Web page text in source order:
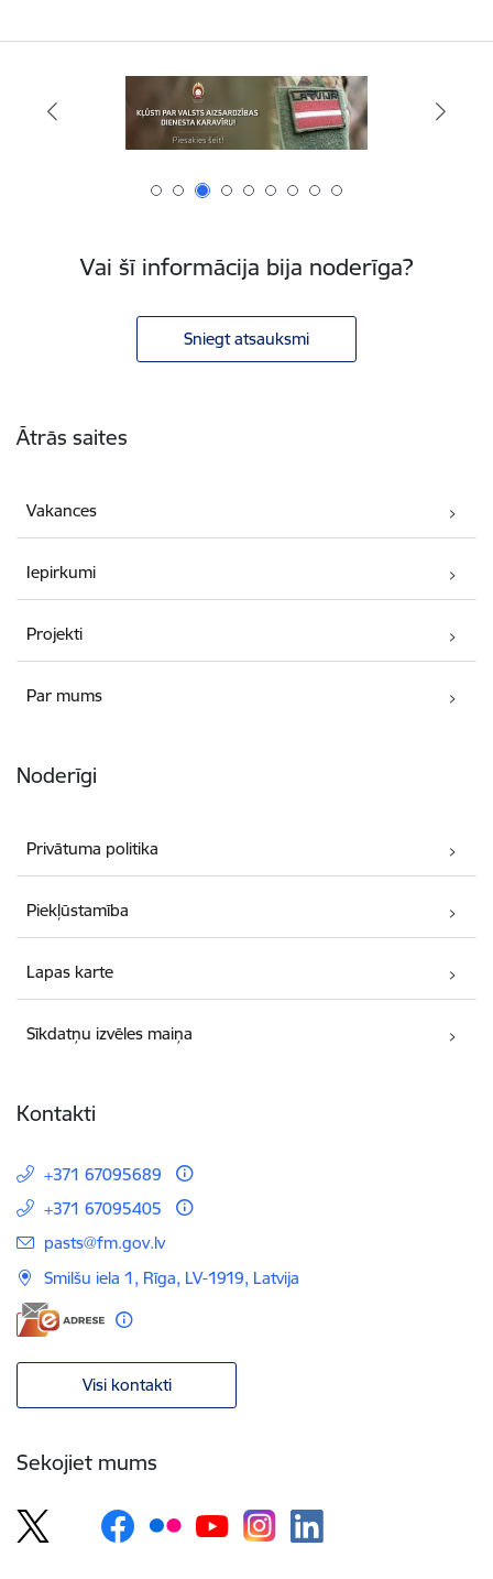
Vai šī informācija bija noderīga?
Sniegt atsauksmi
Ātrās saites
Vakances
Iepirkumi
Projekti
Par mums
Noderīgi
Privātuma politika
Piekļūstamība
Lapas karte
Sīkdatņu izvēles maiņa
Kontakti
+371 67095689
+371 67095405
E-pasts:
pasts@fm.gov.lv
Smilšu iela 1, Rīga, LV-1919, Latvija
Visi kontakti
Sekojiet mums